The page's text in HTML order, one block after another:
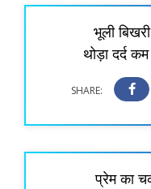
भूली
थोड़ा दर्द
SHARE:
प्रेम का